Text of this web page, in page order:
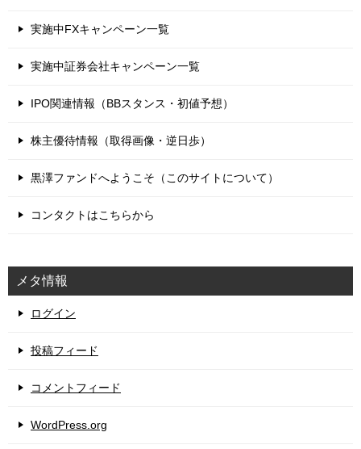
実施中FXキャンペーン一覧
実施中証券会社キャンペーン一覧
IPO関連情報（BBスタンス・初値予想）
株主優待情報（取得画像・逆日歩）
黒澤ファンドへようこそ（このサイトについて）
コンタクトはこちらから
メタ情報
ログイン
投稿フィード
コメントフィード
WordPress.org